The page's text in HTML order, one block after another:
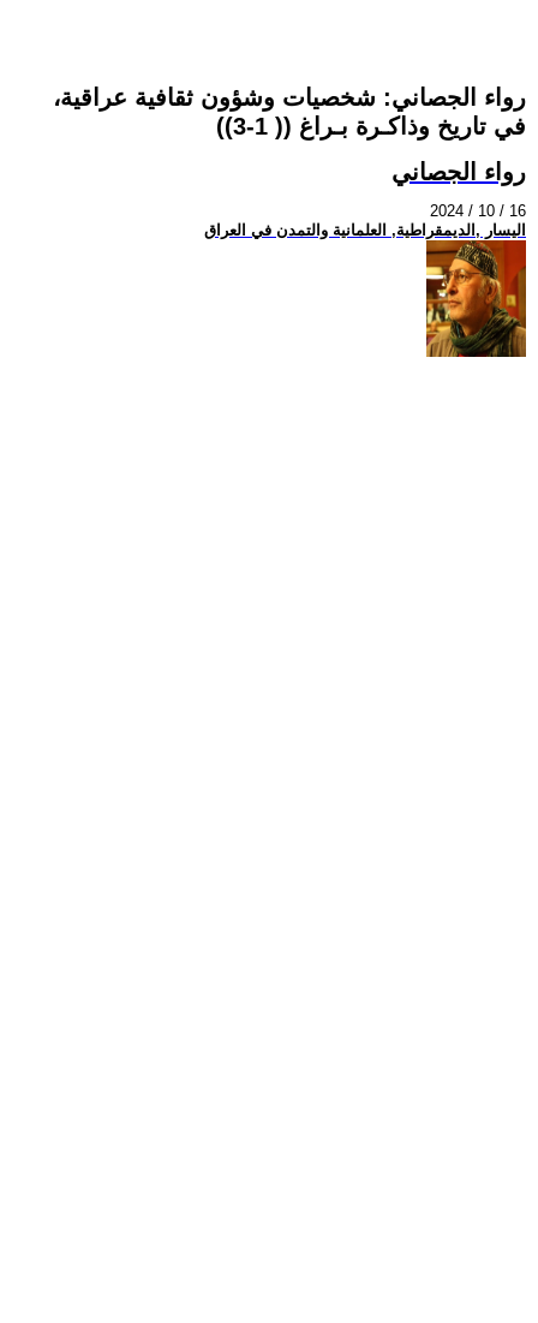
رواء الجصاني: شخصيات وشؤون ثقافية عراقية،
في تاريخ وذاكـرة بـراغ (( 1-3))
رواء الجصاني
2024 / 10 / 16
اليسار ,الديمقراطية, العلمانية والتمدن في العراق